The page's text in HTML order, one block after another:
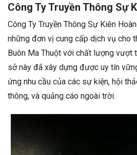
Công Ty Truyền Thông Sự
Công Ty Truyền Thông Sự Kiên
những đơn vị cung cấp dịch vụ cho
Buôn Ma Thuột với chất lượng vượt
sở này đã xây dựng được uy tín
ứng nhu cầu của các sự kiện, hội
thông, và quảng cáo ngoài trời.